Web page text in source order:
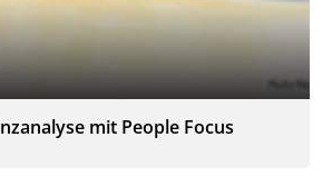
mit People Focus